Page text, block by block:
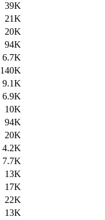
39K
21K
20K
94K
6.7K
140K
9.1K
6.9K
10K
94K
20K
4.2K
7.7K
13K
17K
22K
13K